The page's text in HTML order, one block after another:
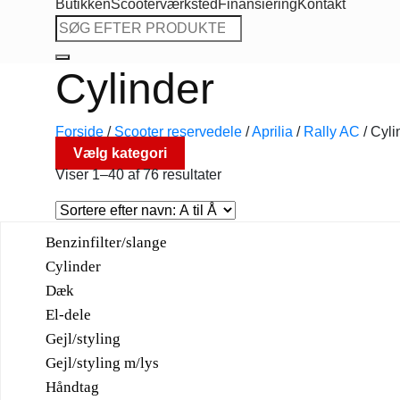
ButikkenScooterværksted FinansieringKontakt
Søg
efter:
Cylinder
Forside / Scooter reservedele /Aprilia / Rally AC /
Vælg kategori
Viser 1–40 af 76 resultater
Benzinfilter/slange
Cylinder
Dæk
El-dele
Gejl/styling
Gejl/styling m/lys
Håndtag